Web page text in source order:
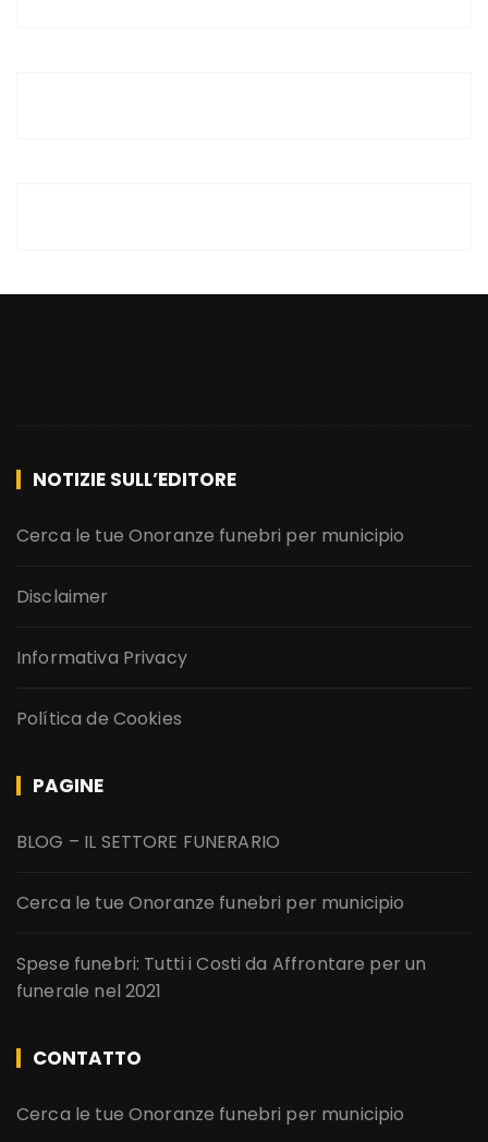
NOTIZIE SULL’EDITORE
Cerca le tue Onoranze funebri per municipio
Disclaimer
Informativa Privacy
Política de Cookies
PAGINE
BLOG – IL SETTORE FUNERARIO
Cerca le tue Onoranze funebri per municipio
Spese funebri: Tutti i Costi da Affrontare per un
funerale nel 2021
CONTATTO
Cerca le tue Onoranze funebri per municipio